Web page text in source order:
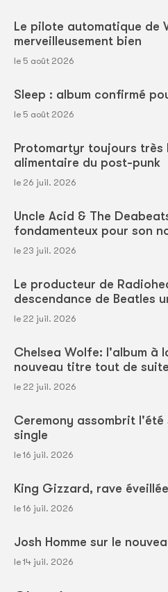
Le pilote automatique de
merveilleusement bien
le 5 août 2026
Sleep : album confirmé
le 5 août 2026
Protomartyr toujours très
alimentaire du post-punk
le 26 juil. 2026
Uncle Acid & The
fondamenteux pour son
le 23 juil. 2026
Le producteur de
descendance de Beatles
le 22 juil. 2026
Chelsea Wolfe: l'album à
nouveau titre tout de suite
le 22 juil. 2026
Ceremony assombrit l'été
single
le 16 juil. 2026
King Gizzard, rave éveillée
le 16 juil. 2026
Josh Homme sur le
le 14 juil. 2026